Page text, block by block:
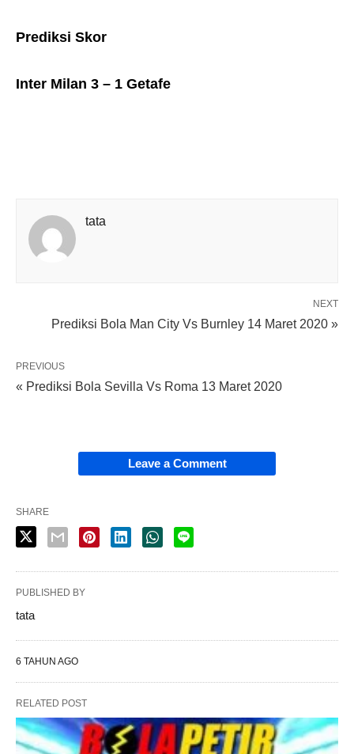
Prediksi Skor
Inter Milan 3 – 1 Getafe
tata
NEXT
Prediksi Bola Man City Vs Burnley 14 Maret 2020 »
PREVIOUS
« Prediksi Bola Sevilla Vs Roma 13 Maret 2020
Leave a Comment
SHARE
PUBLISHED BY
tata
6 TAHUN AGO
RELATED POST